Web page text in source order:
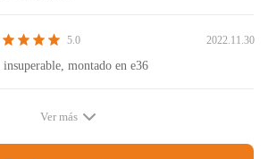
5.0 2022.11.30
montado en e36
Ver más